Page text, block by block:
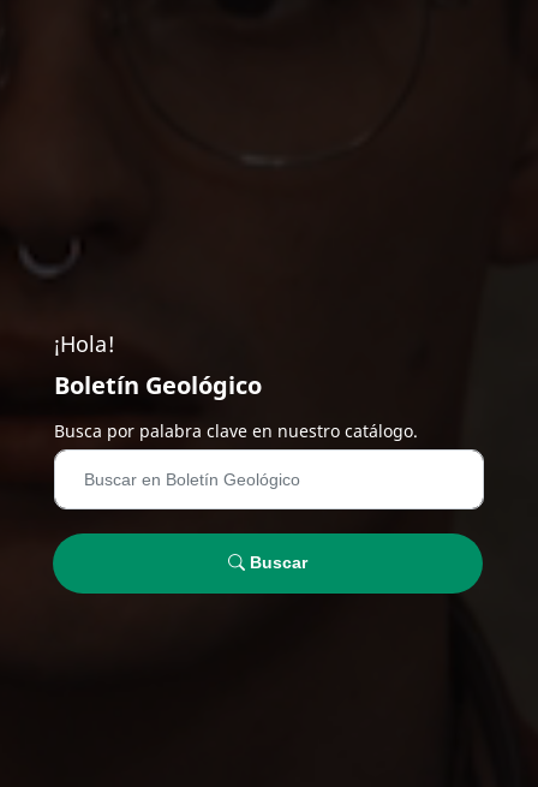
¡Hola!
Boletín Geológico
Busca por palabra clave en nuestro catálogo.
Buscar